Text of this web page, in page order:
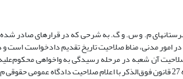
م. و س. و گ. به شرحی که در قرارهای صادر شده
عمومی و انقلاب در امور مدنی، مناط صلاحیت تاریخ تقدیم
آن شعبه در مرحله رسیدگی به واخواهی محکوم‌علیه